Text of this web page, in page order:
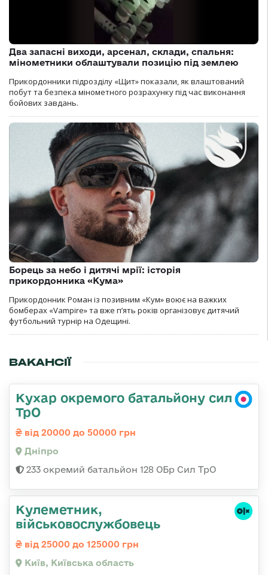
Два запасні виходи, арсенал, склади, спальня:
мінометники облаштували позицію під землею
Прикордонники підрозділу «Щит» показали, як влаштований
побут та безпека мінометного розрахунку під час виконання
бойових завдань.
Борець за небо і дитячі мрії: історія
прикордонника «Кума»
Прикордонник Роман із позивним «Кум» воює на важких
бомберах «Vampire» та вже п’ять років організовує дитячий
футбольний турнір на Одещині.
ВАКАНСІЇ
Кухар окремого батальйону сил
ТрО
від 20000 до 50000 грн
Дніпро
233 окремий батальйон 128 ОБр Сил ТрО
Кулеметник,
військовослужбовець
від 25000 до 125000 грн
Київ, Київська область